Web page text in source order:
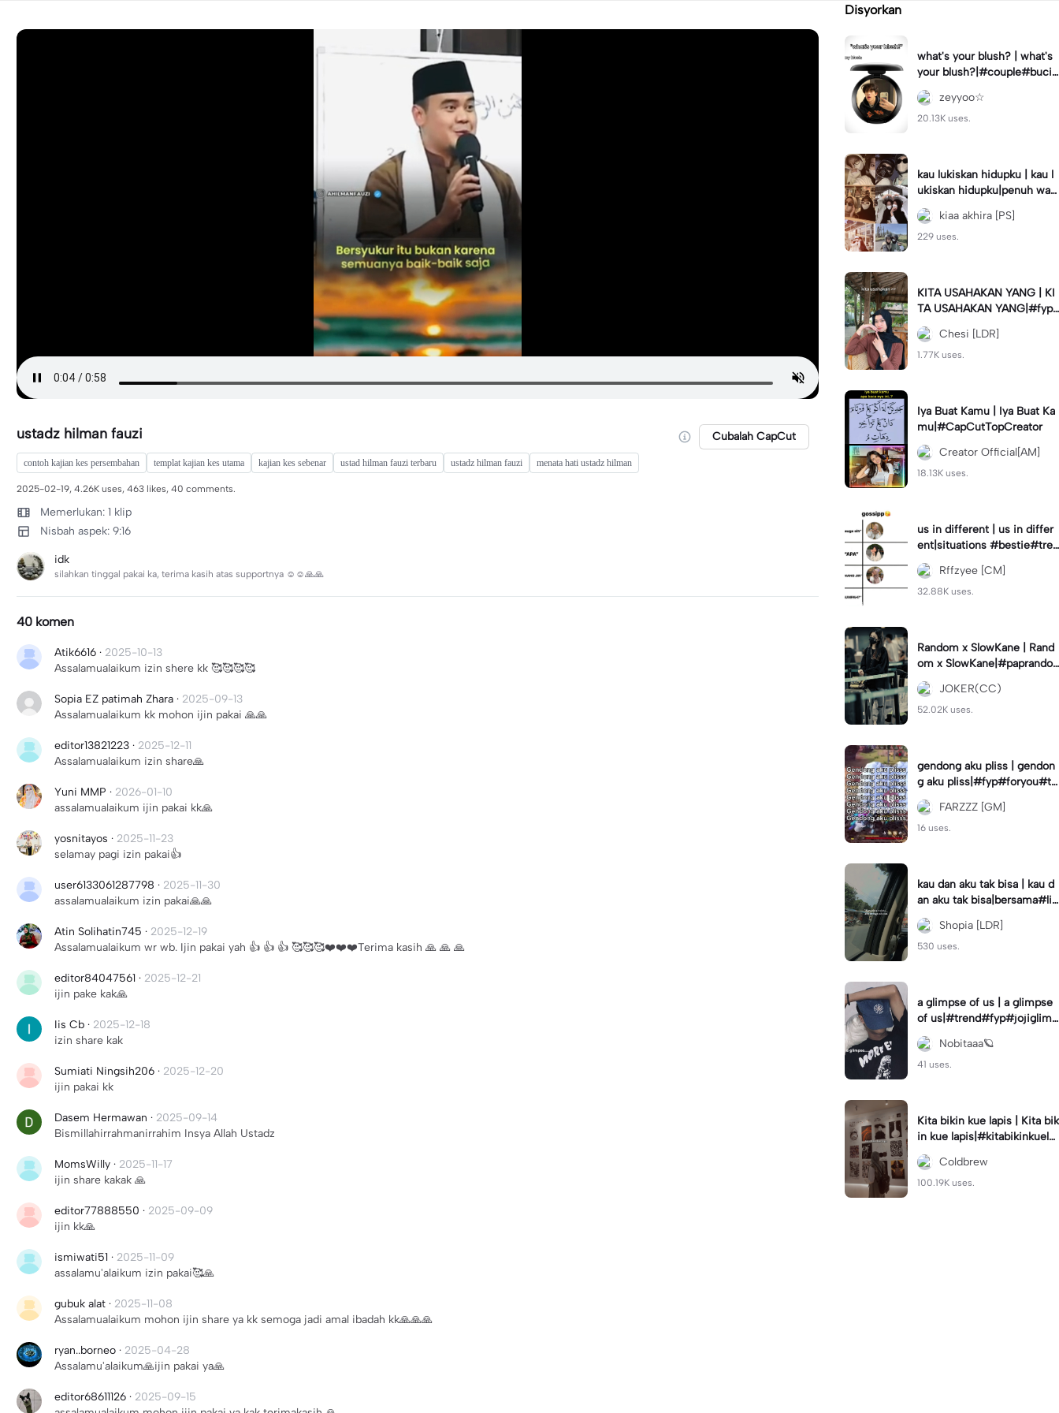
ustadz hilman fauzi Cubalah CapCut
contoh kajian kes persembahan templat kajian kes utama kajian kes sebenar ustad hilman fauzi terbaru ustadz hilman fauzi menata hati ustadz hilman
2025-02-19, 4.26K uses, 463 likes, 40 comments.
Memerlukan: 1 klip
Nisbah aspek: 9:16
idk
silahkan tinggal pakai ka, terima kasih atas supportnya ☺☺🙏🙏
40 komen
Atik6616 · 2025-10-13
Assalamualaikum izin shere kk 🥰🥰🥰🥰
Sopia EZ patimah Zhara · 2025-09-13
Assalamualaikum kk mohon ijin pakai 🙏🙏
editor13821223 · 2025-12-11
Assalamualaikum izin share🙏
Yuni MMP · 2026-01-10
assalamualaikum ijin pakai kk🙏
yosnitayos · 2025-11-23
selamay pagi izin pakai👍
user6133061287798 · 2025-11-30
assalamualaikum izin pakai🙏🙏
Atin Solihatin745 · 2025-12-19
Assalamualaikum wr wb. Ijin pakai yah 👍 👍 👍 🥰🥰🥰❤️❤️❤️Terima kasih 🙏 🙏 🙏
editor84047561 · 2025-12-21
ijin pake kak🙏
Iis Cb · 2025-12-18
izin share kak
Sumiati Ningsih206 · 2025-12-20
ijin pakai kk
Dasem Hermawan · 2025-09-14
Bismillahirrahmanirrahim Insya Allah Ustadz
MomsWilly · 2025-11-17
ijin share kakak 🙏
editor77888550 · 2025-09-09
ijin kk🙏
ismiwati51 · 2025-11-09
assalamu'alaikum izin pakai🥰🙏
gubuk alat · 2025-11-08
Assalamualaikum mohon ijin share ya kk semoga jadi amal ibadah kk🙏🙏🙏
ryan..borneo · 2025-04-28
Assalamu'alaikum🙏ijin pakai ya🙏
editor68611126 · 2025-09-15
Disyorkan
what's your blush? | what's
your blush?|#couple#bucin
#trend#boyfriend#fyp
zeyyoo☆
20.13K uses.
kau lukiskan hidupku | kau l
ukiskan hidupku|penuh war
na#ekspresikanramadan#b
estie#viral#trend#fyp
kiaa akhira [PS]
229 uses.
KITA USAHAKAN YANG | KI
TA USAHAKAN YANG|#fyp
#katakata#trend#viral
Chesi [LDR]
1.77K uses.
Iya Buat Kamu | Iya Buat Ka
mu|#CapCutTopCreator
Creator Official[AM]
18.13K uses.
us in different | us in differ
ent|situations #bestie#tren
d#trendtiktiktok
Rffzyee [CM]
32.88K uses.
Random x SlowKane | Rand
om x SlowKane|#paprando
m #6klip #estetik #fyp
JOKER(CC)
52.02K uses.
gendong aku pliss | gendon
g aku pliss|#fyp#foryou#tr
end#viral
FARZZZ [GM]
16 uses.
kau dan aku tak bisa | kau d
an aku tak bisa|bersama#liri
klagu#fyp#templatelirik
Shopia [LDR]
530 uses.
a glimpse of us | a glimpse
of us|#trend#fyp#jojiglimp
seofus#viral
Nobitaaa🪐
41 uses.
Kita bikin kue lapis | Kita bik
in kue lapis|#kitabikinkuela
pis#lirik#viraltiktok#kitabik
inromantis
Coldbrew
100.19K uses.